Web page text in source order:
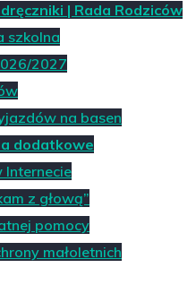
| Rada Rodziców
szkolna
2027
na basen
dodatkowe
Internecie
z głową”
pomocy
małoletnich